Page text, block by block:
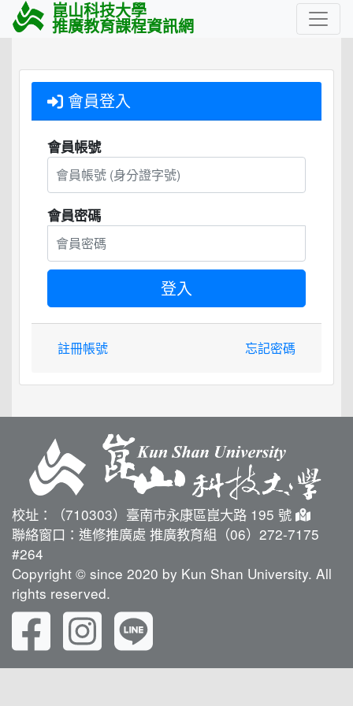
崑山科技大學
推廣教育課程資訊網
會員登入
會員帳號
會員密碼
註冊帳號 忘記密碼
校址：（710303）臺南市永康區崑大路 195 號
聯絡窗口：進修推廣處 推廣教育組（06）272-7175
#264
Copyright © since 2020 by Kun Shan University. All
rights reserved.